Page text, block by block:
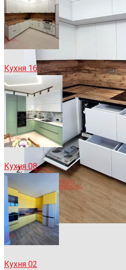
Кухня 16
Кухня 08
Кухня 02